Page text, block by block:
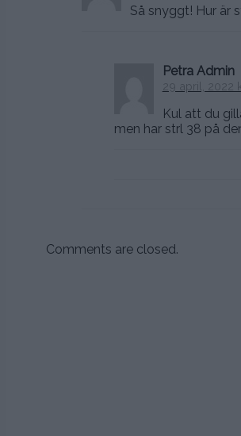
Så snyggt! Hur är
Petra Admin
29 april, 2022
Kul att du
men har strl 38 på
Comments are closed.